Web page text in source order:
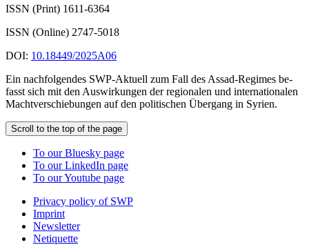
ISSN (Print) 1611-6364
ISSN (Online) 2747-5018
DOI: 10.18449/2025A06
Ein nachfolgendes SWP-Aktuell zum Fall des Assad-Regimes be­
fasst sich mit den Aus­wirkungen der regiona­len und inter­nationalen
Machtverschiebungen auf den politischen Übergang in Syrien.
Scroll to the top of the page
To our Bluesky page
To our LinkedIn page
To our Youtube page
Privacy policy of SWP
Imprint
Newsletter
Netiquette